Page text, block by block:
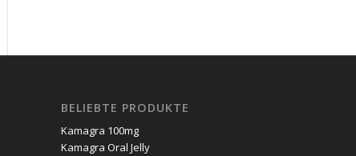
BELIEBTE PRODUKTE
Kamagra 100mg
Kamagra Oral Jelly